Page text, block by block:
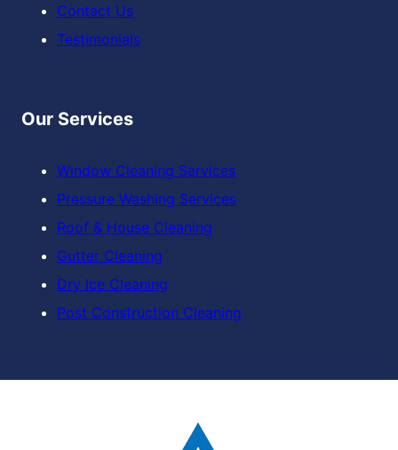
Contact Us
Testimonials
Our Services
Window Cleaning Services
Pressure Washing Services
Roof & House Cleaning
Gutter Cleaning
Dry Ice Cleaning
Post Construction Cleaning